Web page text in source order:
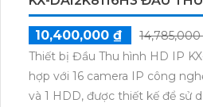
10,400,000 ₫
Thiết bị Đầu Thu hình HD IP
hợp với 16 camera IP công
và 1 HDD, được thiết kế để sử